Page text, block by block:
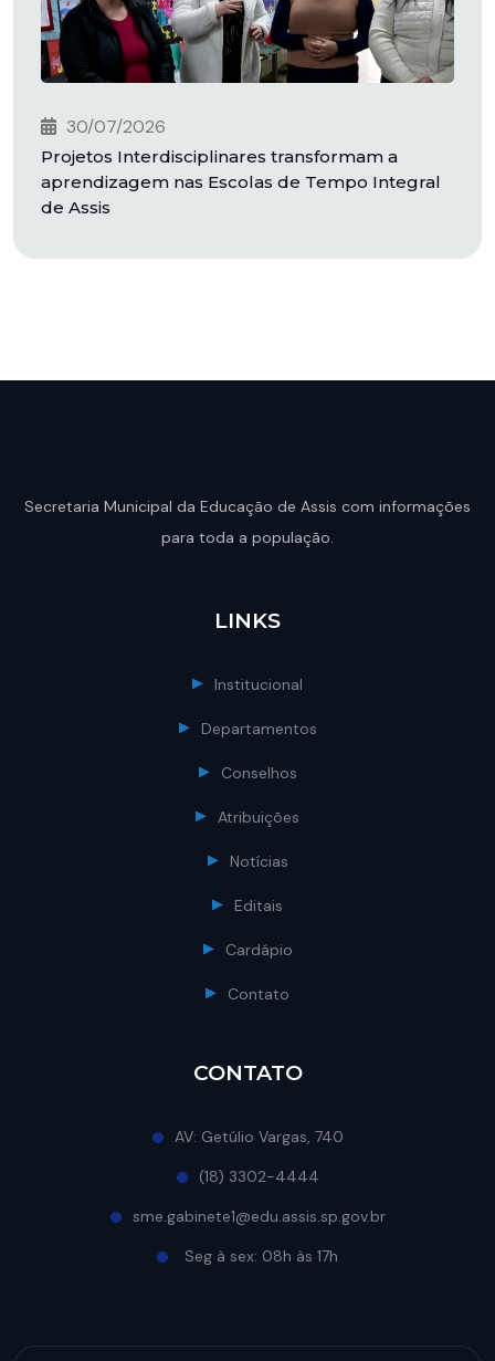
30/07/2026
Projetos Interdisciplinares transformam a
aprendizagem nas Escolas de Tempo Integral
de Assis
Secretaria Municipal da Educação de Assis com informações
para toda a população.
LINKS
Institucional
Departamentos
Conselhos
Atribuições
Notícias
Editais
Cardápio
Contato
CONTATO
AV: Getúlio Vargas, 740
(18) 3302-4444
sme.gabinete1@edu.assis.sp.gov.br
Seg à sex: 08h às 17h